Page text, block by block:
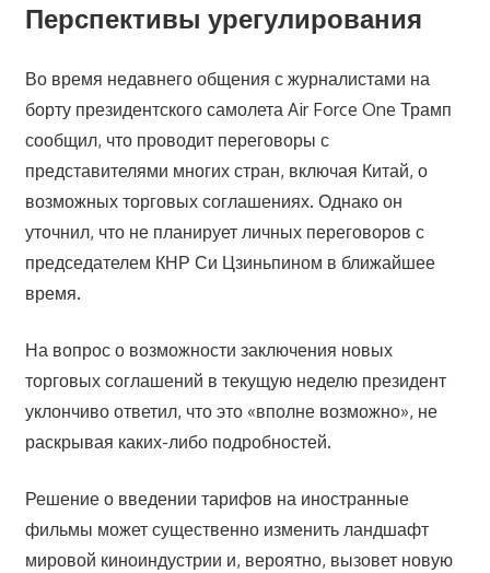
Перспективы урегулирования
Во время недавнего общения с журналистами на
борту президентского самолета Air Force One Трамп
сообщил, что проводит переговоры с
представителями многих стран, включая Китай, о
возможных торговых соглашениях. Однако он
уточнил, что не планирует личных переговоров с
председателем КНР Си Цзиньпином в ближайшее
время.
На вопрос о возможности заключения новых
торговых соглашений в текущую неделю президент
уклончиво ответил, что это «вполне возможно», не
раскрывая каких-либо подробностей.
Решение о введении тарифов на иностранные
фильмы может существенно изменить ландшафт
мировой киноиндустрии и, вероятно, вызовет новую